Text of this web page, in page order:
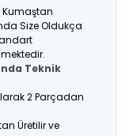
Kumaştan
Size Oldukça
Teknik
2 Parçadan
Üretilir ve